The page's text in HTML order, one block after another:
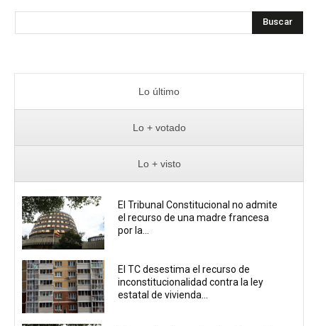
Buscar
Lo último
Lo + votado
Lo + visto
El Tribunal Constitucional no admite
el recurso de una madre francesa
por la...
El TC desestima el recurso de
inconstitucionalidad contra la ley
estatal de vivienda...